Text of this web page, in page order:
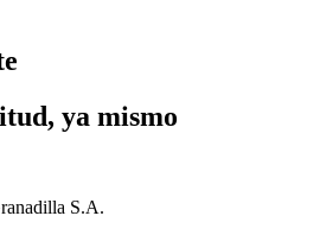
ya mismo